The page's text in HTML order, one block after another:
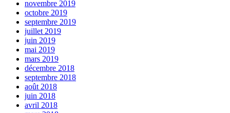
novembre 2019
octobre 2019
septembre 2019
juillet 2019
juin 2019
mai 2019
mars 2019
décembre 2018
septembre 2018
août 2018
juin 2018
avril 2018